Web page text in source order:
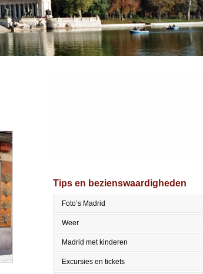
Tips en bezienswaardigheden
Foto’s Madrid
Weer
Madrid met kinderen
Excursies en tickets